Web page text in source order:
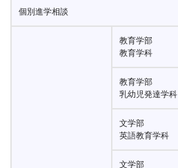
個別進学相談
教育学部
教育学科
教育学部
乳幼児発達学科
文学部
英語教育学科
文学部